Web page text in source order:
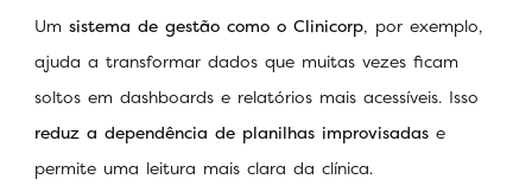
Um sistema de gestão como o Clinicorp, por exemplo,
ajuda a transformar dados que muitas vezes ficam
soltos em dashboards e relatórios mais acessíveis. Isso
reduz a dependência de planilhas improvisadas e
permite uma leitura mais clara da clínica.